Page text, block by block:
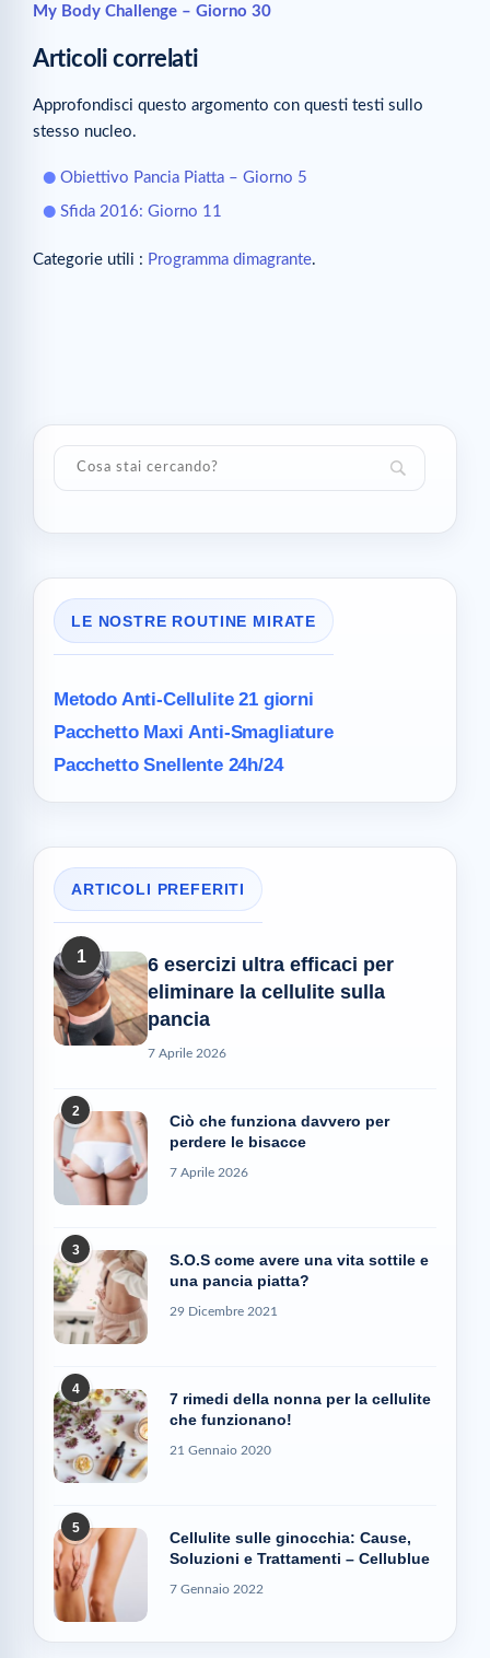
My Body Challenge – Giorno 30
Articoli correlati
Approfondisci questo argomento con questi testi sullo
stesso nucleo.
Obiettivo Pancia Piatta – Giorno 5
Sfida 2016: Giorno 11
Categorie utili : Programma dimagrante.
LE NOSTRE ROUTINE MIRATE
Metodo Anti-Cellulite21 giorni
Pacchetto Maxi Anti-Smagliature
Pacchetto Snellente 24h/24
ARTICOLI PREFERITI
1
6 esercizi ultra efficaci per
eliminare la cellulite sulla
pancia
7 Aprile 2026
2
Ciò che funziona davvero per
perdere le bisacce
7 Aprile 2026
3
S.O.S come avere una vita sottile e
una pancia piatta?
29 Dicembre 2021
4
7 rimedi della nonna per la cellulite
che funzionano!
21 Gennaio 2020
5
Cellulite sulle ginocchia: Cause,
Soluzioni e Trattamenti – Cellublue
7 Gennaio 2022